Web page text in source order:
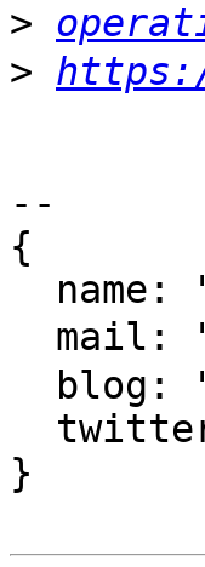
>
>
--
{
mail:
blog:
}